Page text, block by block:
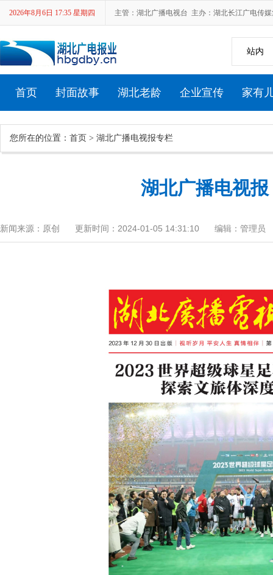
2026年8月6日 17:35 星期四 主管：湖北广播电视台 主办：湖北长江广电传
站内
首页 封面故事 湖北老龄 企业宣传 家有
您所在的位置： 首页 > 湖北广播电视报专栏
湖北广播电视报
新闻来源：原创 更新时间：2024-01-05 14:31:10 编辑：管理员